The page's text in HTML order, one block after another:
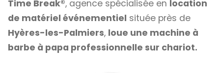
Time Break®, agence spécialisée en location
de matériel événementiel située près de
Hyères-les-Palmiers, loue une machine à
barbe à papa professionnelle sur chariot.